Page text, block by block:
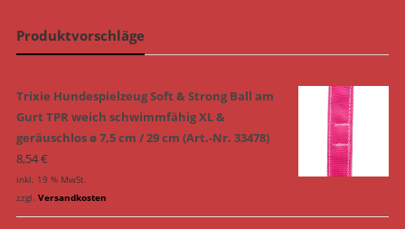
Produktvorschläge
Trixie Hundespielzeug Soft & Strong Ball am
Gurt TPR weich schwimmfähig XL &
geräuschlos ø 7,5 cm / 29 cm (Art.-Nr. 33478)
8,54€
inkl. 19 % MwSt.
zzgl. Versandkosten